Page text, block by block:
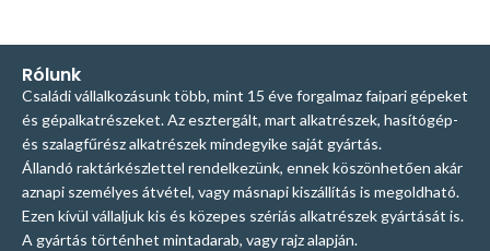
Rólunk
Családi vállalkozásunk több, mint 15 éve forgalmaz faipari gépeket
és gépalkatrészeket. Az esztergált, mart alkatrészek, hasítógép-
és szalagfűrész alkatrészek mindegyike saját gyártás.
Állandó raktárkészlettel rendelkezünk, ennek köszönhetően akár
aznapi személyes átvétel, vagy másnapi kiszállítás is megoldható.
Ezen kívül vállaljuk kis és közepes szériás alkatrészek gyártását is.
A gyártás történhet mintadarab, vagy rajz alapján.